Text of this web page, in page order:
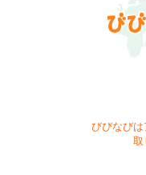
びびなび
取